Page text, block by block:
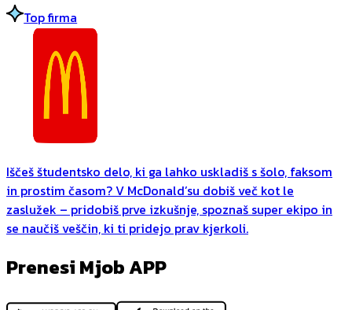
Top firma
Iščeš študentsko delo, ki ga lahko uskladiš s šolo, faksom
in prostim časom? V McDonald’su dobiš več kot le
zaslužek – pridobiš prve izkušnje, spoznaš super ekipo in
se naučiš veščin, ki ti pridejo prav kjerkoli.
Prenesi Mjob APP